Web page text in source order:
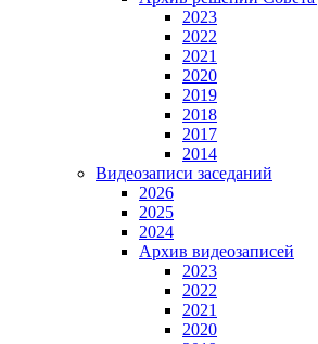
2023
2022
2021
2020
2019
2018
2017
2014
Видеозаписи заседаний
2026
2025
2024
Архив видеозаписей
2023
2022
2021
2020